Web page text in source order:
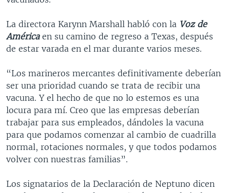
La directora Karynn Marshall habló con la Voz de
Américaen su camino de regreso a Texas, después
de estar varada en el mar durante varios meses.
“Los marineros mercantes definitivamente deberían
ser una prioridad cuando se trata de recibir una
vacuna. Y el hecho de que no lo estemos es una
locura para mí. Creo que las empresas deberían
trabajar para sus empleados, dándoles la vacuna
para que podamos comenzar al cambio de cuadrilla
normal, rotaciones normales, y que todos podamos
volver con nuestras familias”.
Los signatarios de la Declaración de Neptuno dicen